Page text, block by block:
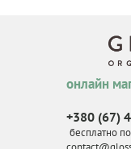
онлайн
+380 (67)
бесплатно